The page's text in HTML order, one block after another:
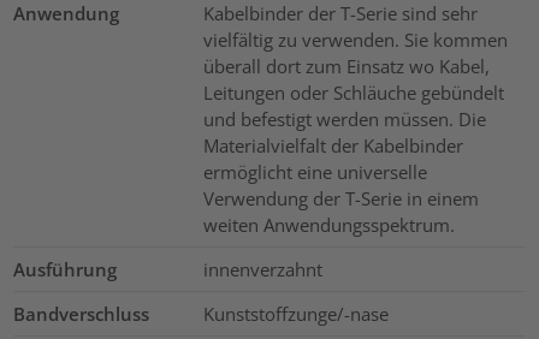
Anwendung
Kabelbinder der T-Serie sind sehr
vielfältig zu verwenden. Sie kommen
überall dort zum Einsatz wo Kabel,
Leitungen oder Schläuche gebündelt
und befestigt werden müssen. Die
Materialvielfalt der Kabelbinder
ermöglicht eine universelle
Verwendung der T-Serie in einem
weiten Anwendungsspektrum.
Ausführung
innenverzahnt
Bandverschluss
Kunststoffzunge/-nase